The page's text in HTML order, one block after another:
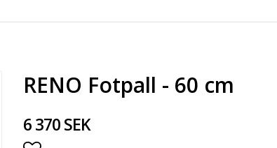
RENO Fotpall - 60 cm
6 370 SEK